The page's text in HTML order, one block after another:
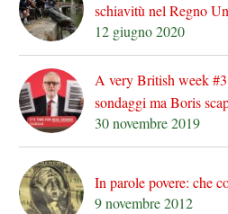
schiavitù nel Regno
12 giugno 2020
A very British week
sondaggi ma Boris
30 novembre 2019
In parole povere: che
9 novembre 2012